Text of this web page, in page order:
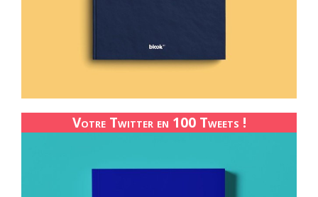
Votre Twitter en 100 Tweets !